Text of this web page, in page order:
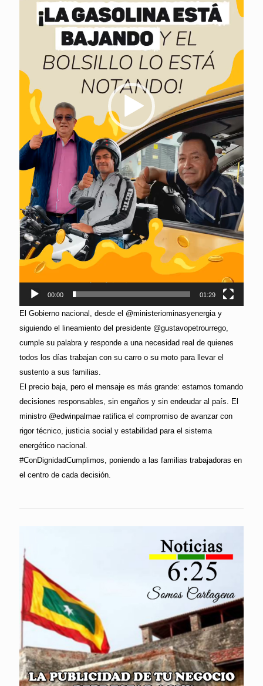
00:00 01:29
El Gobierno nacional, desde el @ministeriominasyenergia y
siguiendo el lineamiento del presidente @gustavopetrourrego,
cumple su palabra y responde a una necesidad real de quienes
todos los días trabajan con su carro o su moto para llevar el
sustento a sus familias.
El precio baja, pero el mensaje es más grande: estamos tomando
decisiones responsables, sin engaños y sin endeudar al país. El
ministro @edwinpalmae ratifica el compromiso de avanzar con
rigor técnico, justicia social y estabilidad para el sistema
energético nacional.
#ConDignidadCumplimos, poniendo a las familias trabajadoras en
el centro de cada decisión.